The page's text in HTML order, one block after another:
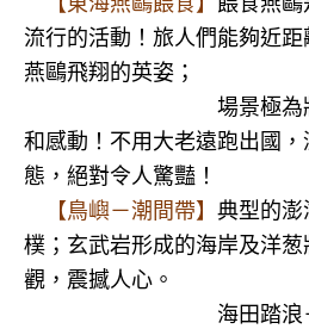
流行的活動！旅人們能夠近
燕鷗飛翔的英姿；
場景極為壯觀、
和感動！不用大老遠跑出國
態，絕對令人驚豔！
【鳥嶼－潮間帶】 典型的澎
樸；玄武岩形成的海岸及洋
觀，震撼人心。
海田踏浪－早期